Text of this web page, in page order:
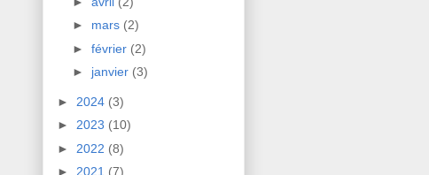
► mars (2)
► février (2)
► janvier (3)
► 2024 (3)
► 2023 (10)
► 2022 (8)
► 2021 (7)